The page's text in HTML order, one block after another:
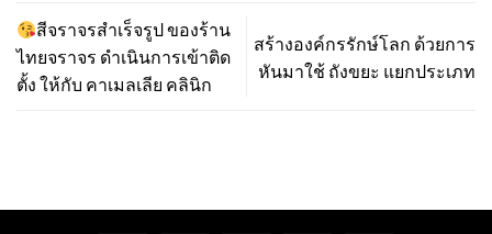
สีจราจรสำเร็จรูป ของร้าน
ไทยจราจร ดำเนินการเข้าติด
ตั้ง​ ให้กับ คาเมลเลีย คลินิก
สร้างองค์กรรักษ์โลก ด้วยการ
หันมาใช้ ถังขยะ แยกประเภท